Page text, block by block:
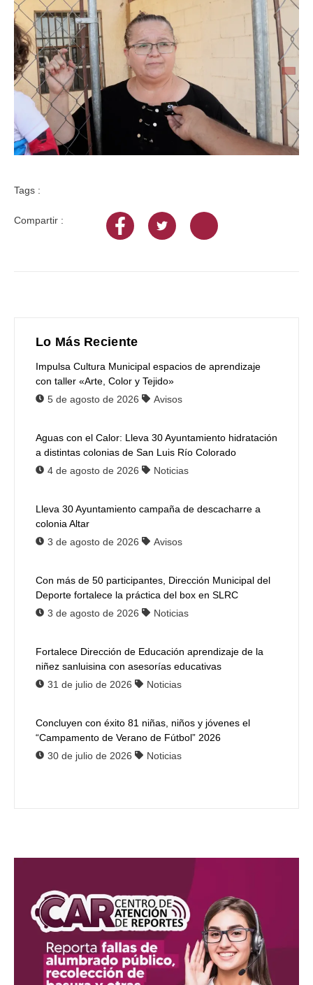
Tags :
Compartir :
Lo Más Reciente
Impulsa Cultura Municipal espacios de aprendizaje
con taller «Arte, Color y Tejido»
5 de agosto de 2026
Avisos
Aguas con el Calor: Lleva 30 Ayuntamiento hidratación
a distintas colonias de San Luis Río Colorado
4 de agosto de 2026
Noticias
Lleva 30 Ayuntamiento campaña de descacharre a
colonia Altar
3 de agosto de 2026
Avisos
Con más de 50 participantes, Dirección Municipal del
Deporte fortalece la práctica del box en SLRC
3 de agosto de 2026
Noticias
Fortalece Dirección de Educación aprendizaje de la
niñez sanluisina con asesorías educativas
31 de julio de 2026
Noticias
Concluyen con éxito 81 niñas, niños y jóvenes el
“Campamento de Verano de Fútbol” 2026
30 de julio de 2026
Noticias